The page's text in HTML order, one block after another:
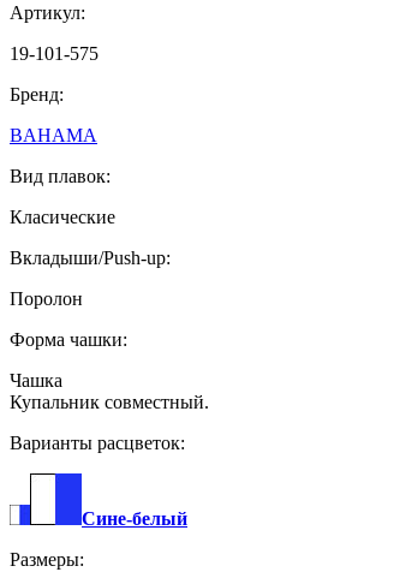
Артикул:
19-101-575
Бренд:
BAHAMA
Вид плавок:
Класические
Вкладыши/Push-up:
Поролон
Форма чашки:
Чашка
Купальник совместный.
Варианты расцветок:
Сине-белый
Размеры: